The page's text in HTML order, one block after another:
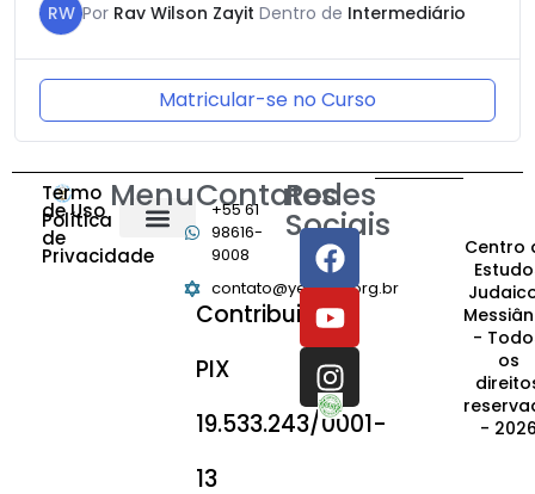
RW Por Rav Wilson Zayit Dentro de Intermediário
Matricular-se no Curso
Termo
de Uso
Política
de
Privacidade
MenuContatos
+55 61
98616-
9008
contato@yeshiva.org.br
Contribuição:
PIX
19.533.243/0001-
13
Redes
Sociais
Centro
-
os
-